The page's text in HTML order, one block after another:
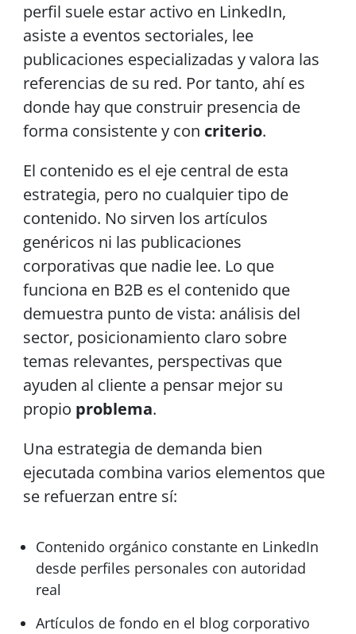
perfil suele estar activo en LinkedIn,
asiste a eventos sectoriales, lee
publicaciones especializadas y valora las
referencias de su red. Por tanto, ahí es
donde hay que construir presencia de
forma consistente y con criterio.
El contenido es el eje central de esta
estrategia, pero no cualquier tipo de
contenido. No sirven los artículos
genéricos ni las publicaciones
corporativas que nadie lee. Lo que
funciona en B2B es el contenido que
demuestra punto de vista: análisis del
sector, posicionamiento claro sobre
temas relevantes, perspectivas que
ayuden al cliente a pensar mejor su
propio problema.
Una estrategia de demanda bien
ejecutada combina varios elementos que
se refuerzan entre sí:
Contenido orgánico constante en LinkedIn
desde perfiles personales con autoridad
real
Artículos de fondo en el blog corporativo